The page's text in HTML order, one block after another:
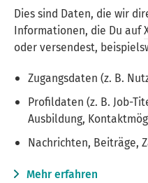
Dies sind Daten, die wir
Informationen, die Du auf
oder versendest,
Zugangsdaten (z. B.
Profildaten (z. B. Job-
Ausbildung,
Nachrichten, Beiträge,
Mehr erfahren